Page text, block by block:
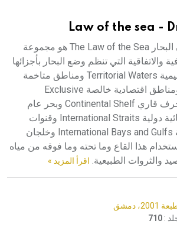
العربية تطلق موسوعات جديدة في عام 2026
Law of the sea -
البحار (قانون ـ) قانون البحار The Law of the Sea هو مجموعة
والاتفاقية التي تنظم وضع البحار بأجزائها
وتفرعاتها من مياه إقليمية Territorial Waters ومناطق متاخمة
contegious zones ومناطق اقتصادية خالصة Exclusive
Economic Zones وجرف قاري Continental Shelf وبحر عام
High Sea وممرات مائية دولية International Straits وقنوات
Canals وخلجان دولية International Bays and Gulfs وخلجان
هذا القاع وما تحته وما فوقه من مياه
والثروات الطبيعية. اقرأ المزيد »
دمشق
:
710